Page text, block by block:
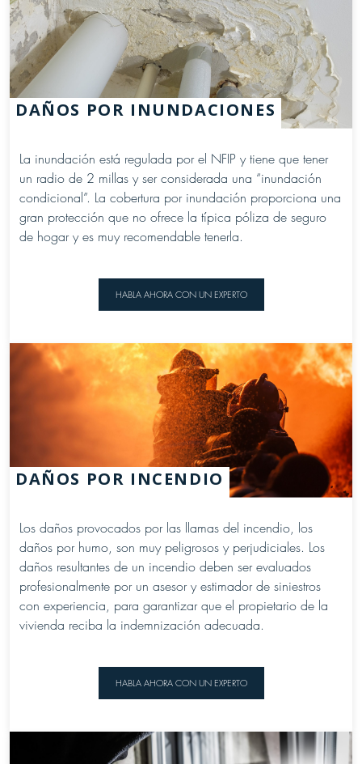
DAÑOS POR INUNDACIONES
La inundación está regulada por el NFIP y tiene que tener
un radio de 2 millas y ser considerada una “inundación
condicional”. La cobertura por inundación proporciona una
gran protección que no ofrece la típica póliza de seguro
de hogar y es muy recomendable tenerla.
HABLA AHORA CON UN EXPERTO
DAÑOS POR INCENDIO
Los daños provocados por las llamas del incendio, los
daños por humo, son muy peligrosos y perjudiciales. Los
daños resultantes de un incendio deben ser evaluados
profesionalmente por un asesor y estimador de siniestros
con experiencia, para garantizar que el propietario de la
vivienda reciba la indemnización adecuada.
HABLA AHORA CON UN EXPERTO